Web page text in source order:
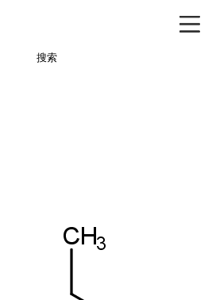
搜索